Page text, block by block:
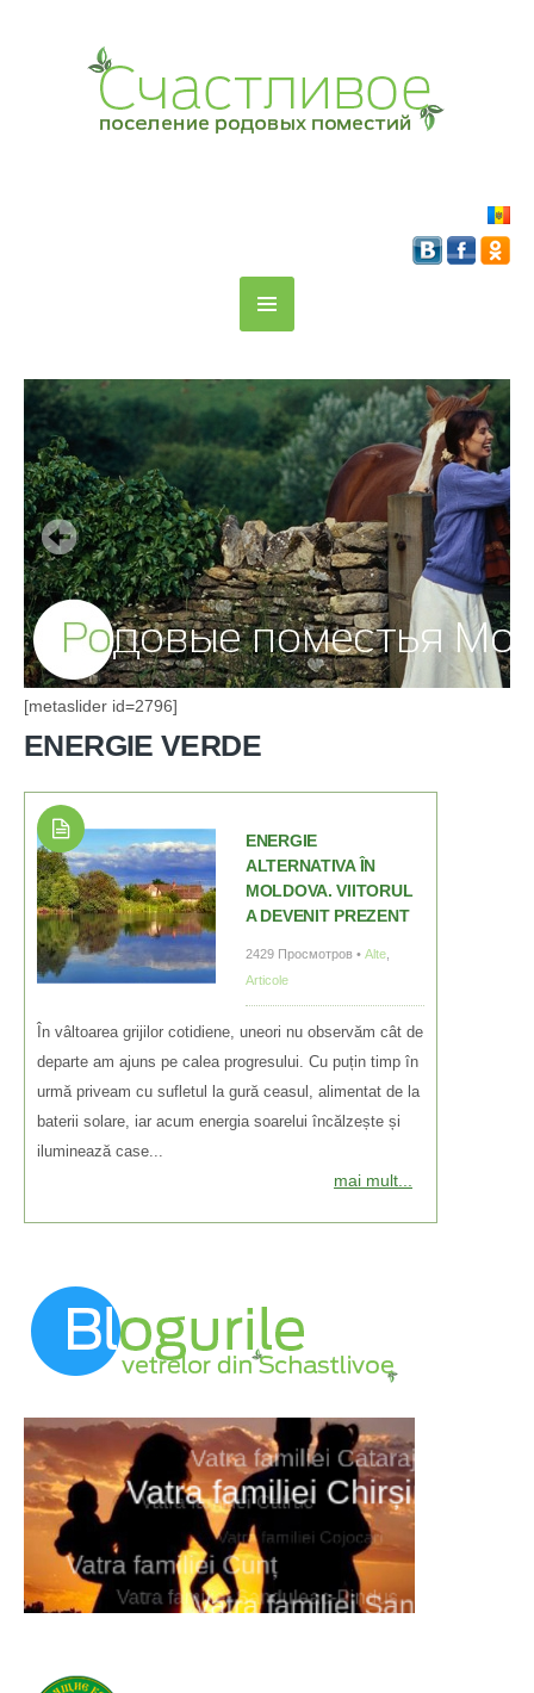
[metaslider id=2796]
ENERGIE VERDE
ENERGIE
ALTERNATIVA ÎN
MOLDOVA. VIITORUL
A DEVENIT PREZENT
2429 Просмотров • Alte
Articole
mai mult...
În vâltoarea grijilor cotidiene, uneori nu observăm cât de
departe am ajuns pe calea progresului. Cu puțin timp în
urmă priveam cu sufletul la gură ceasul, alimentat de la
baterii solare, iar acum energia soarelui încălzește și
iluminează case...